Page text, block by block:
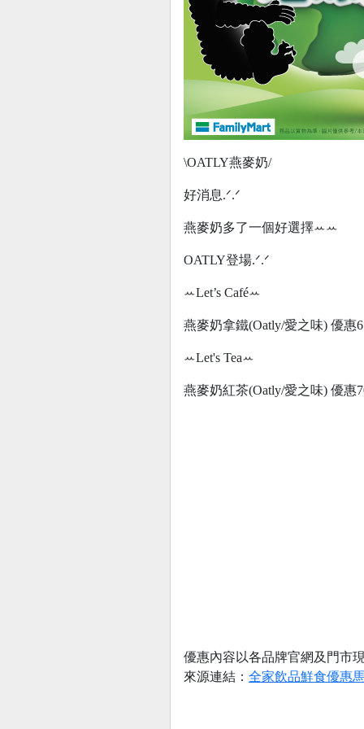
\OATLY燕麥奶/
好消息.ᐟ.ᐟ
燕麥奶多了一個好選擇ꕀꕀ
OATLY登場.ᐟ.ᐟ
ꕀLet’s Caféꕀ
燕麥奶拿鐵(Oatly/愛之味) 優惠
ꕀLet's Teaꕀ
燕麥奶紅茶(Oatly/愛之味) 優惠
優惠內容以各品牌官網及門市
來源連結： 全家飲品鮮食優惠